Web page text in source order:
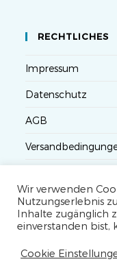
RECHTLICHES
Impressum
Datenschutz
AGB
Wir verwenden
Nutzungserlebnis
Inhalte zugänglich
einverstanden bist,
Cookie